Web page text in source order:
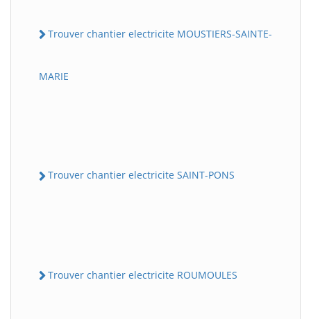
Trouver chantier electricite MOUSTIERS-SAINTE-
MARIE
Trouver chantier electricite SAINT-PONS
Trouver chantier electricite ROUMOULES